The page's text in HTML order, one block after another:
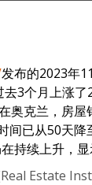
发布的2023年
去3个月上涨了
奥克兰，房
间已从50天
持续上升，显
Estate